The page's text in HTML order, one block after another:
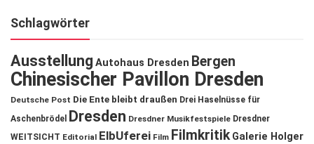
Schlagwörter
Ausstellung Autohaus Dresden Bergen
Chinesischer Pavillon Dresden
Deutsche Post Die Ente bleibt draußen Drei Haselnüsse für
Aschenbrödel Dresden Dresdner Musikfestspiele Dresdner
WEITSICHT Editorial ElbUferei Film Filmkritik Galerie Holger